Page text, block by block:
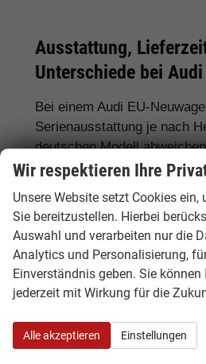
Ausstattung,
Unterschiede bei
Bei einem Audi EU-
Serienausstattung je nach
deutschen Modell
sich ein genauer Vergleich.
Getriebe, Ausstattungslinie,
Lieferzeit, Garantie und
Häufig gefragte
Scheinwerfer, Matrix-LED,
Rückfahrkamera, 360-
Navigationssystem,
Klimaautomatik, digitales
Wir respektieren Ihre
Unsere Website setzt Cookies
Sie bereitzustellen. Hierbei
Auswahl und verarbeiten nur die
Analytics und Personalisierung,
Einverständnis geben. Sie
jederzeit mit Wirkung für die
Alle akzeptieren Einstellungen